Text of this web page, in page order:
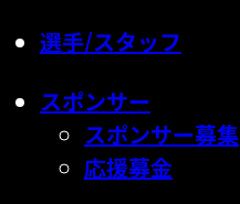
選手/スタッフ
スポンサー
スポンサー募集
応援募金